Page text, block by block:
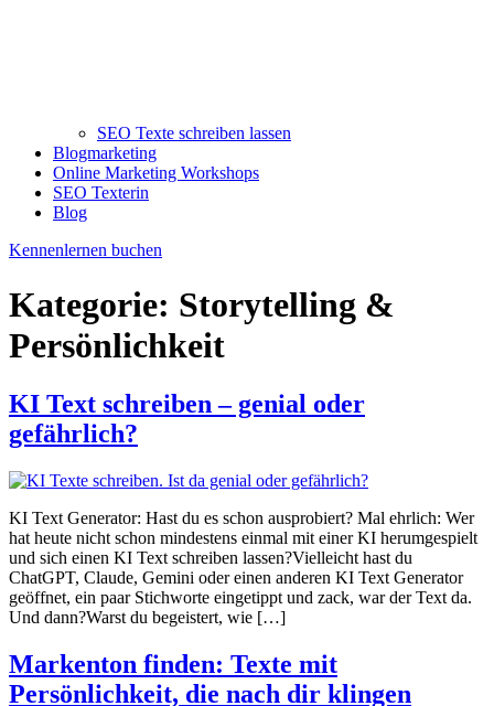
SEO Texte schreiben lassen
Blogmarketing
Online Marketing Workshops
SEO Texterin
Blog
Kennenlernen buchen
Kategorie: Storytelling &
Persönlichkeit
KI Text schreiben – genial oder
gefährlich?
KI Text Generator: Hast du es schon ausprobiert? Mal ehrlich: Wer
hat heute nicht schon mindestens einmal mit einer KI herumgespielt
und sich einen KI Text schreiben lassen?Vielleicht hast du
ChatGPT, Claude, Gemini oder einen anderen KI Text Generator
geöffnet, ein paar Stichworte eingetippt und zack, war der Text da.
Und dann?Warst du begeistert, wie […]
Markenton finden: Texte mit
Persönlichkeit, die nach dir klingen